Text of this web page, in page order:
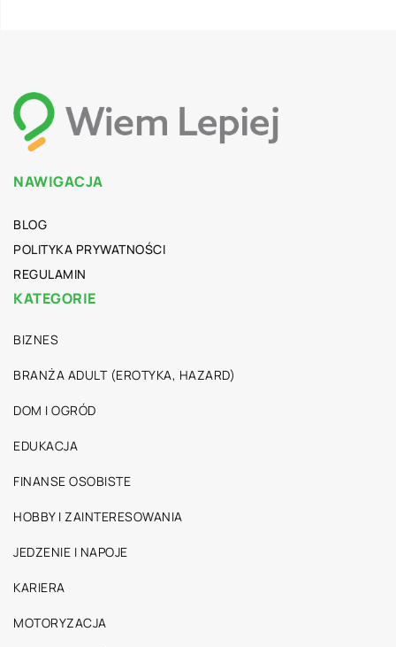
NAWIGACJA
BLOG
POLITYKA PRYWATNOŚCI
REGULAMIN
KATEGORIE
BIZNES
BRANŻA ADULT (EROTYKA, HAZARD)
DOM I OGRÓD
EDUKACJA
FINANSE OSOBISTE
HOBBY I ZAINTERESOWANIA
JEDZENIE I NAPOJE
KARIERA
MOTORYZACJA